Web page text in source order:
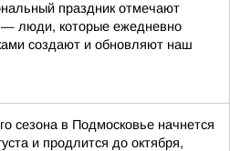
праздник отмечают
— люди, которые ежедневно
создают и обновляют наш
сезона в Подмосковье начнется
и продлится до октября,